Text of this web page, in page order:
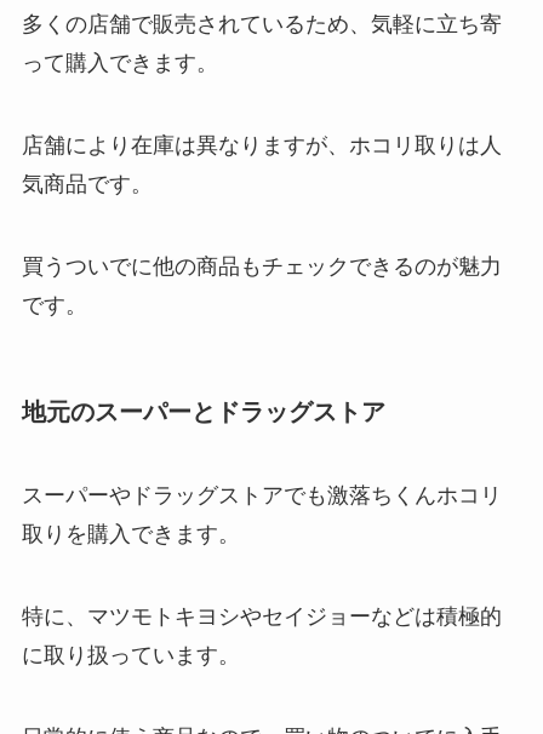
多くの店舗で販売されているため、気軽に立ち寄
って購入できます。
店舗により在庫は異なりますが、ホコリ取りは人
気商品です。
買うついでに他の商品もチェックできるのが魅力
です。
地元のスーパーとドラッグストア
スーパーやドラッグストアでも激落ちくんホコリ
取りを購入できます。
特に、マツモトキヨシやセイジョーなどは積極的
に取り扱っています。